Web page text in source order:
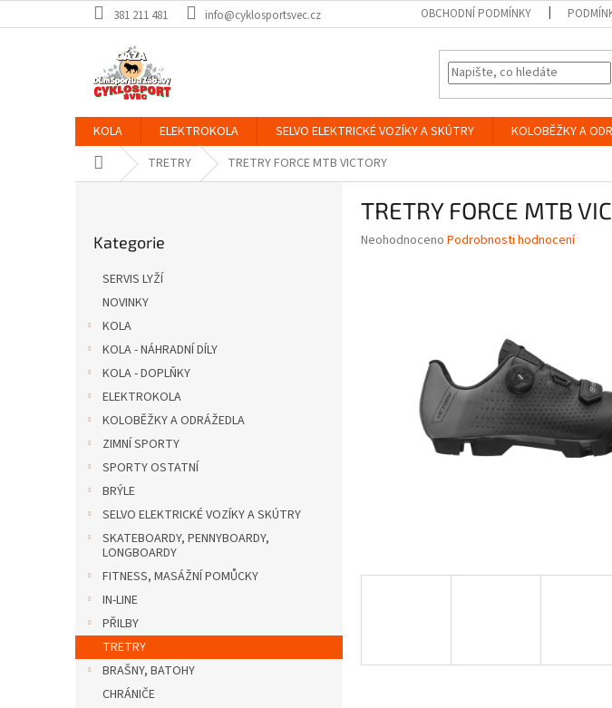
na
381 211 481 info@cyklosportsvec.cz OBCHODNÍ PODMÍNKY
KOLA ELEKTROKOLA SELVO ELEKTRICKÉ VOZÍKY A SKÚTRY KOLOBĚŽKY A
Domů TRETRY TRETRY FORCE MTB VICTORY
kategorie
Kategorie
SERVIS LYŽÍ
NOVINKY
KOLA
KOLA - NÁHRADNÍ DÍLY
KOLA - DOPLŇKY
ELEKTROKOLA
KOLOBĚŽKY A ODRÁŽEDLA
ZIMNÍ SPORTY
SPORTY OSTATNÍ
BRÝLE
SELVO ELEKTRICKÉ VOZÍKY A SKÚTRY
SKATEBOARDY, PENNYBOARDY,
LONGBOARDY
FITNESS, MASÁŽNÍ POMŮCKY
IN-LINE
PŘILBY
TRETRY
BRAŠNY, BATOHY
CHRÁNIČE
TRETRY FORCE MTB
Průměrné
Neohodnoceno Podrobnosti hodnocení